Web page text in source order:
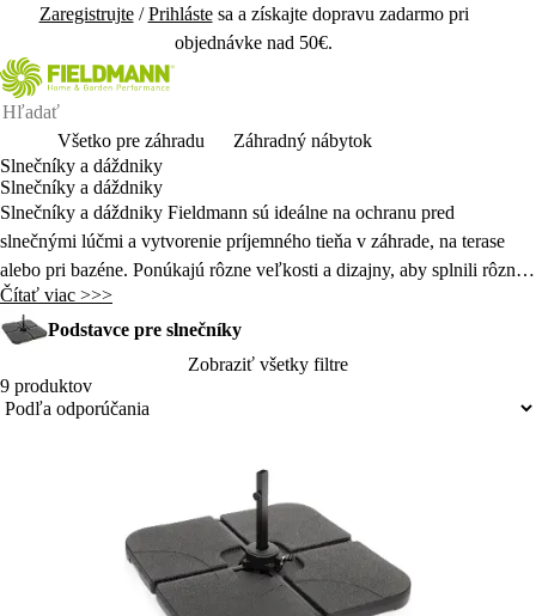
Zaregistrujte/Prihlástesa a získajte dopravu zadarmo pri
objednávke nad 50€.
Všetko pre záhradu
Záhradný nábytok
Slnečníky a dáždniky
Slnečníky a dáždniky
Slnečníky a dáždniky Fieldmann sú ideálne na ochranu pred
slnečnými lúčmi a vytvorenie príjemného tieňa v záhrade, na terase
alebo pri bazéne. Ponúkajú rôzne veľkosti a dizajny, aby splnili rôzne
potreby a estetické preferencie. Kvalitné materiály zaručujú odolnosť
voči UV žiareniu a poveternostným vplyvom, čo predlžuje ich
Čítať viac >>>
Podstavce pre slnečníky
Zobraziť všetky filtre
9 produktov